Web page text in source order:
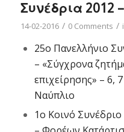
Συνέδρια 2012
14-02-2016 / 0 Comments /
25ο Πανελλήνιο
– «Σύγχρονα
επιχείρησης» – 6,
Ναύπλιο
1o Kοινό